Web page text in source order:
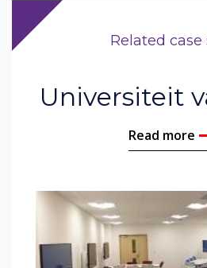
Related
Universiteit
Read more